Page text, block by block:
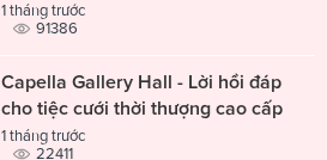
1 tháng trước
91386
Capella Gallery Hall - Lời hồi đáp
cho tiệc cưới thời thượng cao cấp
1 tháng trước
22411